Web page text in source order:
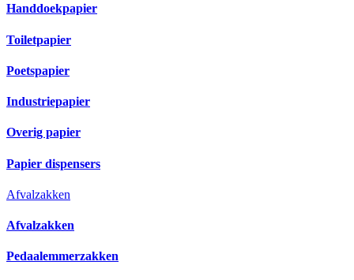
Handdoekpapier
Toiletpapier
Poetspapier
Industriepapier
Overig papier
Papier dispensers
Afvalzakken
Afvalzakken
Pedaalemmerzakken